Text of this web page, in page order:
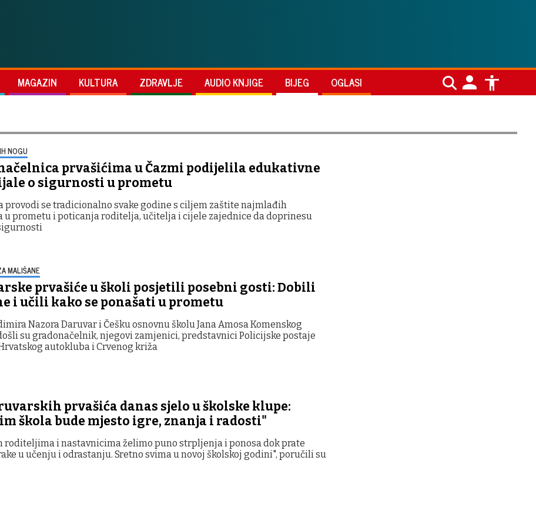
MAGAZIN KULTURA ZDRAVLJE AUDIO KNJIGE BIJEG OGLASI
NOGU
prvašićima u Čazmi podijelila edukativne
o sigurnosti u prometu
provodi se tradicionalno svake godine s ciljem zaštite najmlađih
u prometu i poticanja roditelja, učitelja i cijele zajednice da doprinesu
MALIŠANE
prvašiće u školi posjetili posebni gosti: Dobili
i učili kako se ponašati u prometu
Nazora Daruvar i Češku osnovnu školu Jana Amosa Komenskog
su gradonačelnik, njegovi zamjenici, predstavnici Policijske postaje
autokluba i Crvenog križa
prvašića danas sjelo u školske klupe:
škola bude mjesto igre, znanja i radosti"
roditeljima i nastavnicima želimo puno strpljenja i ponosa dok prate
u učenju i odrastanju. Sretno svima u novoj školskoj godini", poručili su